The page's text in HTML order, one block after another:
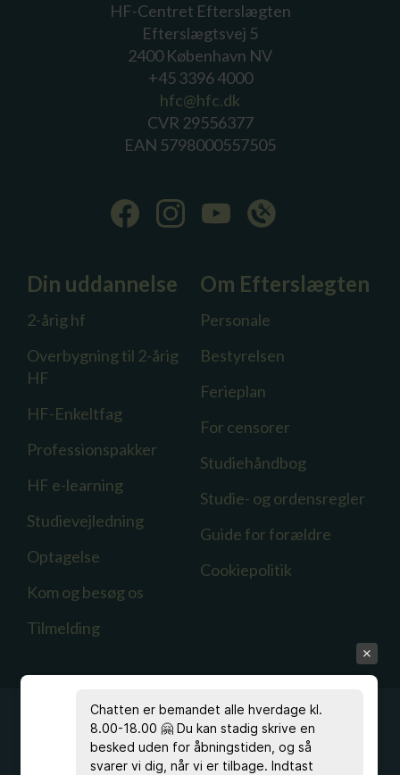
HF-Centret Efterslægten
Efterslægtsvej 5
2400 København NV
+45 3396 4000
hfc@hfc.dk
CVR 29556377
EAN 5798000557505
Din uddannelse
2-årig hf
Overbygning til 2-årig
HF
HF-Enkeltfag
Professionspakker
HF e-learning
Studievejledning
Optagelse
Kom og besøg os
Tilmelding
Om Efterslægten
Personale
Bestyrelsen
Ferieplan
For censorer
Studiehåndbog
Studie- og ordensregler
Guide for forældre
Cookiepolitik
Har du spørgsmål?
Chatten er bemandet alle hverdage kl.
8.00-18.00 🤗 Du kan stadig skrive en
besked uden for åbningstiden, og så
svarer vi dig, når vi er tilbage. Indtast